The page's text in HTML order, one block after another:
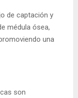
de captación y
médula ósea,
una
son